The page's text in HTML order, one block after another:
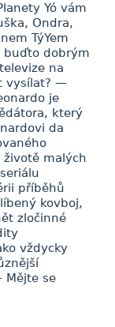
Yó vám
Ondra,
TýYem
buďto dobrým
na
vysílat? —
je
který
da
malých
příběhů
kovboj,
zločinné
vždycky
Mějte se